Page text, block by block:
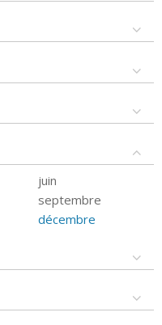
juin
septembre
décembre